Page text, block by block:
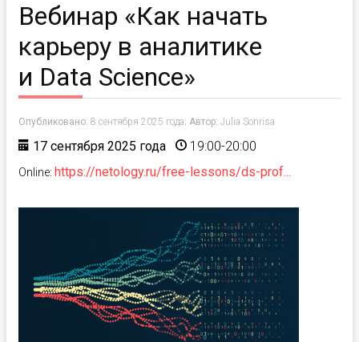
Вебинар «Как начать
карьеру в аналитике
и Data Science»
Опубликовано: 8 сентября 2025 года; Автор: Julia Sonrisa
17 сентября 2025 года 19:00-20:00
Online: https://netology.ru/free-lessons/ds-prof...